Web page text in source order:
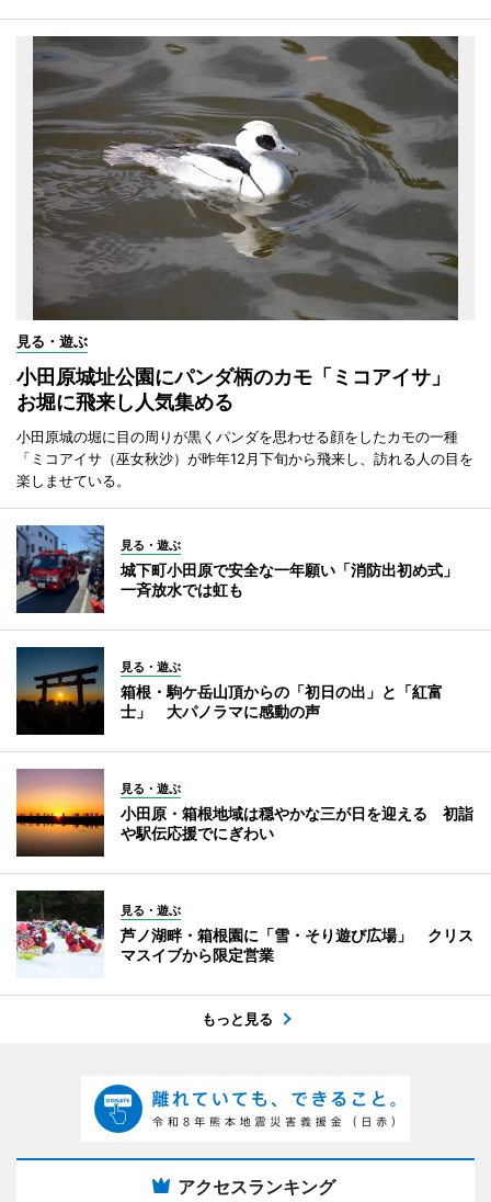
見る・遊ぶ
小田原城址公園にパンダ柄のカモ「ミコアイサ」
お堀に飛来し人気集める
小田原城の堀に目の周りが黒くパンダを思わせる顔をしたカモの一種
「ミコアイサ（巫女秋沙）が昨年12月下旬から飛来し、訪れる人の目を
楽しませている。
見る・遊ぶ
城下町小田原で安全な一年願い「消防出初め式」
一斉放水では虹も
見る・遊ぶ
箱根・駒ケ岳山頂からの「初日の出」と「紅富
士」 大パノラマに感動の声
見る・遊ぶ
小田原・箱根地域は穏やかな三が日を迎える 初詣
や駅伝応援でにぎわい
見る・遊ぶ
芦ノ湖畔・箱根園に「雪・そり遊び広場」 クリス
マスイブから限定営業
もっと見る
アクセスランキング